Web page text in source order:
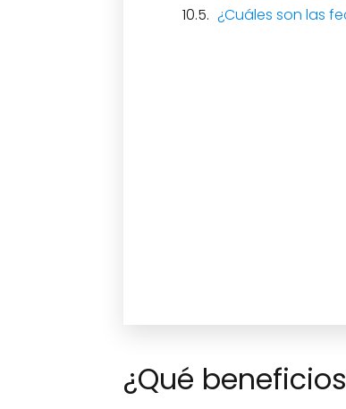
¿Cuáles son las
¿Qué